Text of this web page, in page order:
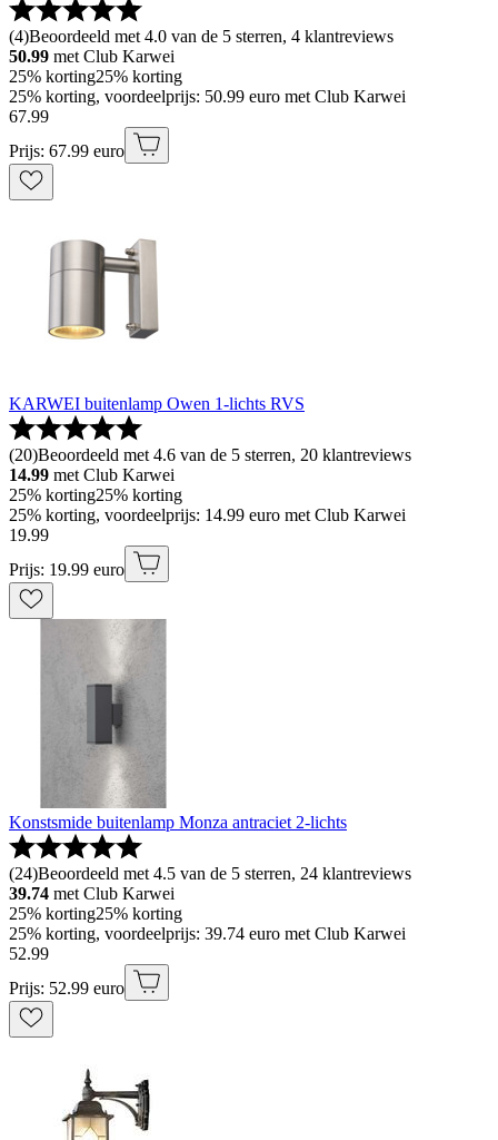
(4)Beoordeeld met 4.0 van de 5 sterren, 4 klantreviews
50.99 met Club Karwei
25% korting25% korting
25% korting, voordeelprijs: 50.99 euro met Club Karwei
67.99
Prijs: 67.99 euro
KARWEI buitenlamp Owen 1-lichts RVS
(20)Beoordeeld met 4.6 van de 5 sterren, 20 klantreviews
14.99 met Club Karwei
25% korting25% korting
25% korting, voordeelprijs: 14.99 euro met Club Karwei
19.99
Prijs: 19.99 euro
Konstsmide buitenlamp Monza antraciet 2-lichts
(24)Beoordeeld met 4.5 van de 5 sterren, 24 klantreviews
39.74 met Club Karwei
25% korting25% korting
25% korting, voordeelprijs: 39.74 euro met Club Karwei
52.99
Prijs: 52.99 euro